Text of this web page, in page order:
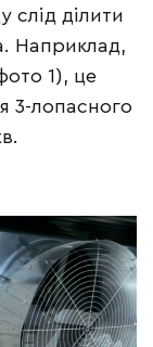
слід ділити
Наприклад,
1), це
3-лопасного